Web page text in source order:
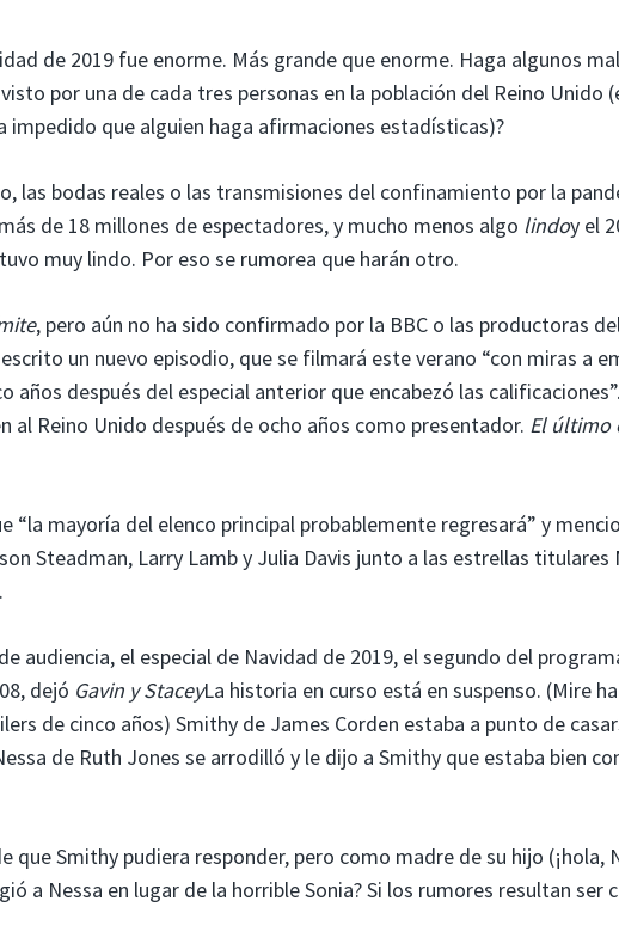
de 2019 fue enorme. Más grande que enorme. Haga algunos
por una de cada tres personas en la población del Reino Unido
impedido que alguien haga afirmaciones estadísticas)?
las bodas reales o las transmisiones del confinamiento por la
de 18 millones de espectadores, y mucho menos algo lindoy el
muy lindo. Por eso se rumorea que harán otro.
, pero aún no ha sido confirmado por la BBC o las productoras
un nuevo episodio, que se filmará este verano “con miras a
años después del especial anterior que encabezó las
al Reino Unido después de ocho años como presentador. El último
mayoría del elenco principal probablemente regresará” y
Steadman, Larry Lamb y Julia Davis junto a las estrellas
audiencia, el especial de Navidad de 2019, el segundo del
dejó Gavin y StaceyLa historia en curso está en suspenso. (Mire
de cinco años) Smithy de James Corden estaba a punto de
de Ruth Jones se arrodilló y le dijo a Smithy que estaba bien
que Smithy pudiera responder, pero como madre de su hijo (¡hola,
a Nessa en lugar de la horrible Sonia? Si los rumores resultan ser